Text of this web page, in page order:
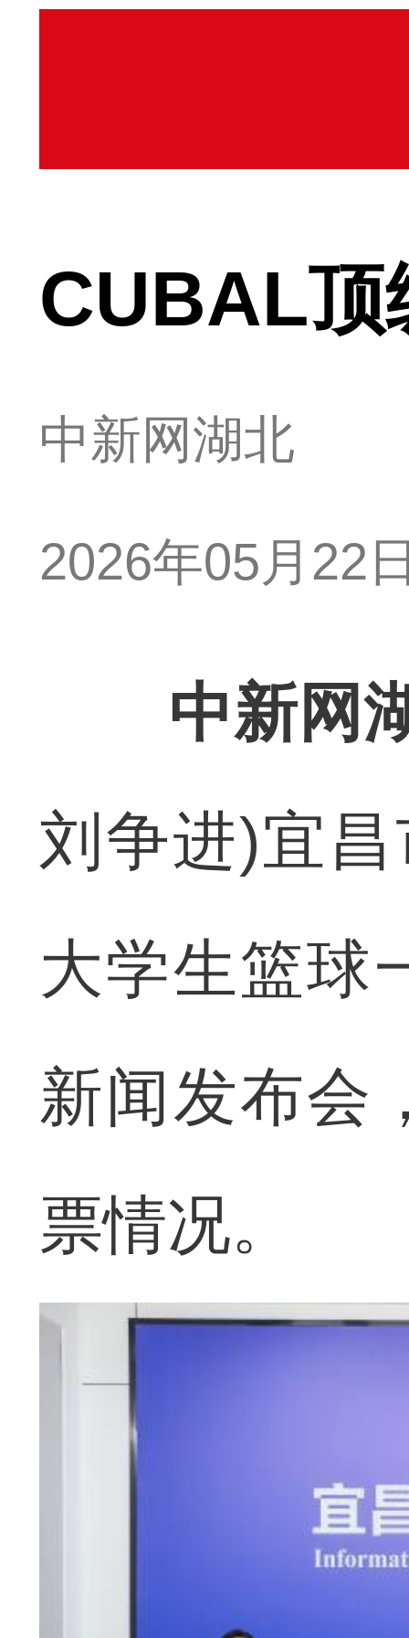
CUBAL顶
中新网湖北
2026年05月22
中新网
刘争进)宜
大学生篮球
新闻发布会
票情况。